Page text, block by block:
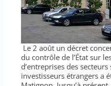
Le 2 août un décret
du contrôle de l’État sur
d’entreprises des
investisseurs étrangers a